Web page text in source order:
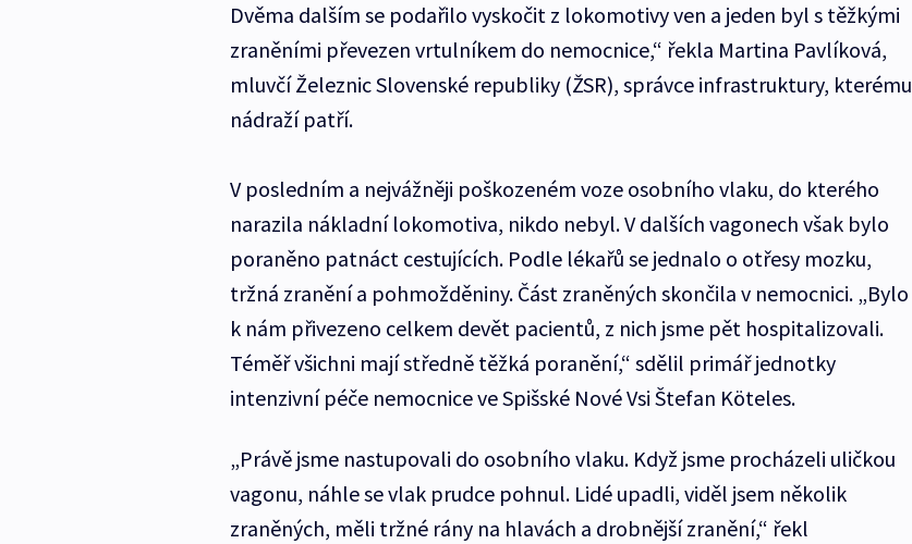
Dvěma dalším se podařilo vyskočit z lokomotivy ven a jeden byl s těžkými
zraněními převezen vrtulníkem do nemocnice,“ řekla Martina Pavlíková,
mluvčí Železnic Slovenské republiky (ŽSR), správce infrastruktury, kterému
nádraží patří.
V posledním a nejvážněji poškozeném voze osobního vlaku, do kterého
narazila nákladní lokomotiva, nikdo nebyl. V dalších vagonech však bylo
poraněno patnáct cestujících. Podle lékařů se jednalo o otřesy mozku,
tržná zranění a pohmožděniny. Část zraněných skončila v nemocnici. „Bylo
k nám přivezeno celkem devět pacientů, z nich jsme pět hospitalizovali.
Téměř všichni mají středně těžká poranění,“ sdělil primář jednotky
intenzivní péče nemocnice ve Spišské Nové Vsi Štefan Köteles.
„Právě jsme nastupovali do osobního vlaku. Když jsme procházeli uličkou
vagonu, náhle se vlak prudce pohnul. Lidé upadli, viděl jsem několik
zraněných, měli tržné rány na hlavách a drobnější zranění,“ řekl